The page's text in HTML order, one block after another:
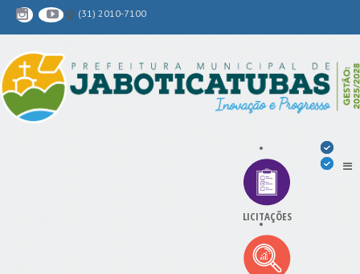
(31) 2010-7100
LICITAÇÕES